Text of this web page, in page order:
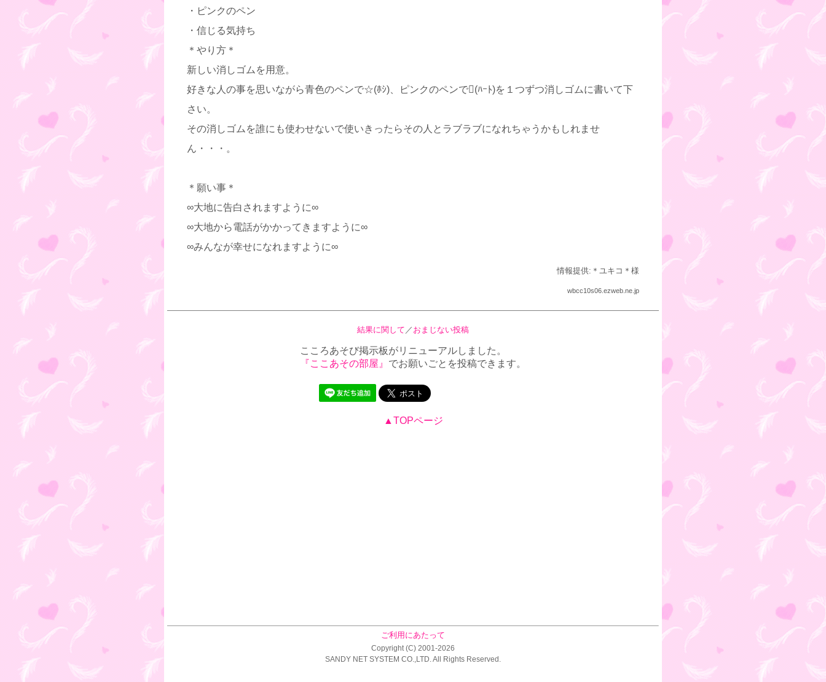
・ピンクのペン
・信じる気持ち
＊やり方＊
新しい消しゴムを用意。
好きな人の事を思いながら青色のペンで☆(ﾎｼ)、ピンクのペンで(ﾊｰﾄ)を１つずつ消しゴムに書いて下
さい。
その消しゴムを誰にも使わせないで使いきったらその人とラブラブになれちゃうかもしれませ
ん・・・。
＊願い事＊
∞大地に告白されますように∞
∞大地から電話がかかってきますように∞
∞みんなが幸せになれますように∞
情報提供:＊ユキコ＊様
wbcc10s06.ezweb.ne.jp
結果に関して ／ おまじない投稿
こころあそび掲示板がリニューアルしました。
『ここあその部屋』 でお願いごとを投稿できます。
▲TOPページ
ご利用にあたって
Copyright (C) 2001-2026
SANDY NET SYSTEM CO.,LTD. All Rights Reserved.